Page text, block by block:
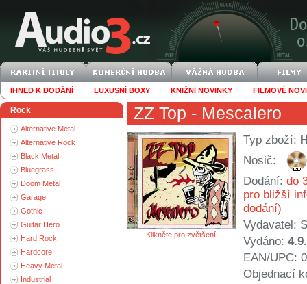
IHNED K DODÁNÍ LUXUSNÍ BOXY KNIŽNÍ NOVINKY FILMOVÉ
Rock
Alternative Metal
Alternative Rock
Black Metal
Bluegrass
Doom Metal
Garage
Gothic
Guitar Hero
Hard Rock
Hardcore
Heavy Metal
Industrial
ZZ Top - Mescalero
Klikněte pro zvětšení.
Typ zboží:
Nosič:
Dodání: do
pro bližší
dodání)
Vydavatel:
Vydáno:
EAN/UPC:
Objednací